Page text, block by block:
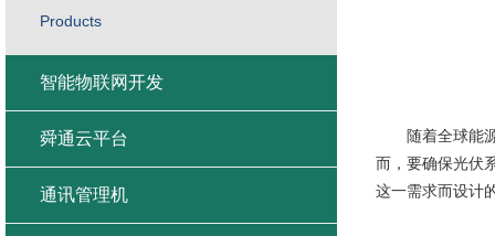
随着全球能源
而，要确保光伏
这一需求而设计
Products
智能物联网开发
舜通云平台
通讯管理机